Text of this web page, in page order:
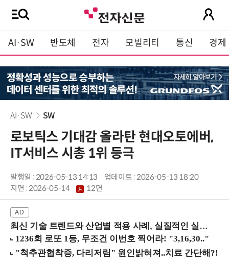
AI·SW 반도체 전자 모빌리티 통신 경제
AI·SW SW
로보틱스 기대감 올라탄 현대오토에버,
IT서비스 시총 1위 등극
발행일 : 2026-05-13 14:13
업데이트 : 2026-05-13 18:20
지면 :2026-05-14 12면
최신 기술 트렌드와 산업별 적용 사례, 실질적인 실행 전략을 공유 (9/18 양재역)